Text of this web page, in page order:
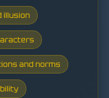
illusion
and norms